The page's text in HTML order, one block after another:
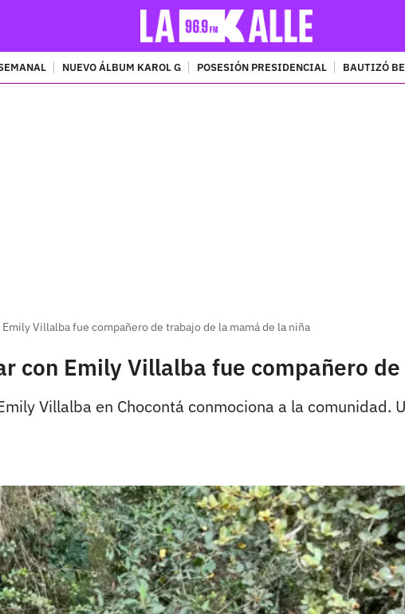
NUEVO ÁLBUM KAROL G POSESIÓN PRESIDENCIAL BAUTIZÓ
Villalba fue compañero de trabajo de la mamá de la niña
con Emily Villalba fue compañero
Villalba en Chocontá conmociona a la comunidad.